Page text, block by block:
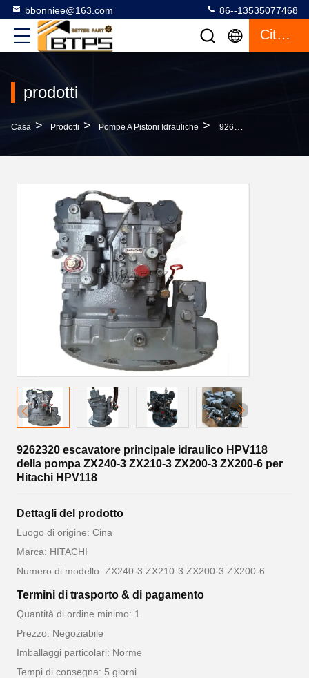
bbonniee@163.com 86--13535077468
Citazione
prodotti
Casa > Prodotti > Pompe A Pistoni Idrauliche > 9262320 Escavatore Principale Idraulico HPV118 Della Pompa ZX240-3 ZX210-3 ZX200-3 ZX200-6 Per Hitachi HPV118
9262320 escavatore principale idraulico HPV118
della pompa ZX240-3 ZX210-3 ZX200-3 ZX200-6 per
Hitachi HPV118
Dettagli del prodotto
Luogo di origine: Cina
Marca: HITACHI
Numero di modello: ZX240-3 ZX210-3 ZX200-3 ZX200-6
Termini di trasporto & di pagamento
Quantità di ordine minimo: 1
Prezzo: Negoziabile
Imballaggi particolari: Norme
Tempi di consegna: 5 giorni